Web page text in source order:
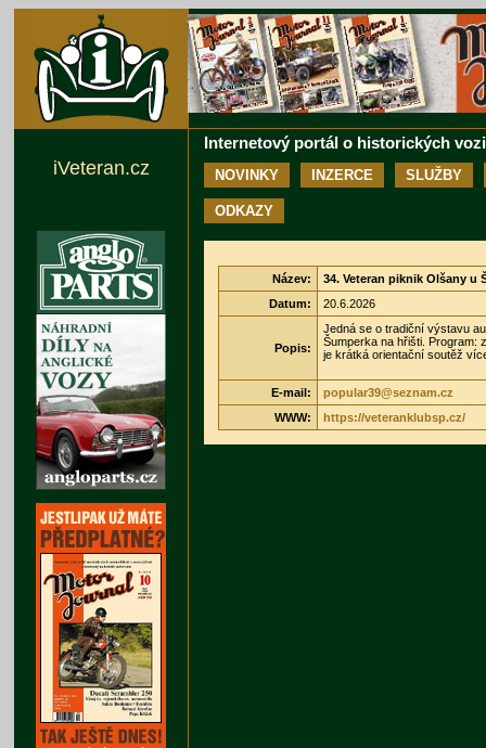
Internetový portál o historických
NOVINKY INZERCE SLUŽBY
ODKAZY
Název:
34. Veteran piknik Olšany u
Datum:
20.6.2026
Popis:
Jedná se o tradiční výstavu
Šumperka na hřišti. Program:
je krátká orientační soutěž
E-mail:
popular39@seznam.cz
WWW:
https://veteranklubsp.cz/
iVeteran.cz